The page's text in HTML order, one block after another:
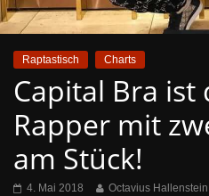
Raptastisch Charts
Capital Bra ist
Rapper mit
am Stück!
4. Mai 2018 Octavius Hallenstein